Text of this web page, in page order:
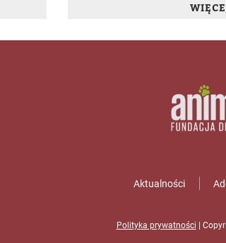
Aktualności
Polityka prywatności |